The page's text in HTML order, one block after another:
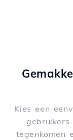
Kies een
tegenkomen